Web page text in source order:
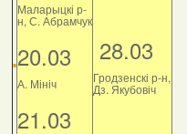
Маларыцкі р-
н, С. Абрамчук
20.03
А. Мініч
21.03
28.03
Гродзенскі р-н,
Дз. Якубовіч